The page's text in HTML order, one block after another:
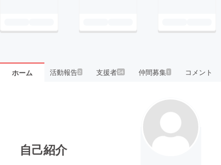
ホーム 活動報告2 支援者54 仲間募集 1 コメント
自己紹介